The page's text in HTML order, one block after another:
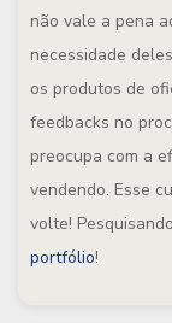
não vale a pena
necessidade
os produtos de
feedbacks no
preocupa com a
vendendo. Esse
volte!
portfólio!